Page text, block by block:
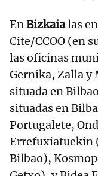
EnBizkaialas
Cite/CCOO (en
las oficinas
Gernika, Zalla y
situada en
situadas en
Portugalete,
Errefuxiatuekin
Bilbao),